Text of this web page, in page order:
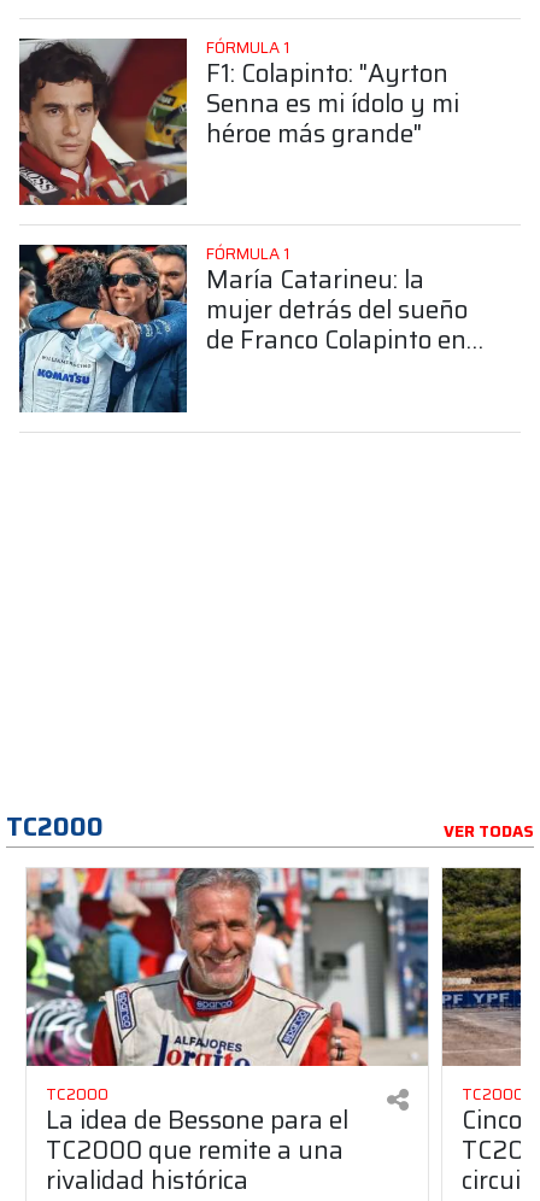
FÓRMULA 1
F1: Colapinto: "Ayrton
Senna es mi ídolo y mi
héroe más grande"
FÓRMULA 1
María Catarineu: la
mujer detrás del sueño
de Franco Colapinto en
TC2000 VER TODAS
TC2000
La idea de Bessone para el
TC2000 que remite a una
rivalidad histórica
TC2000
Cinco